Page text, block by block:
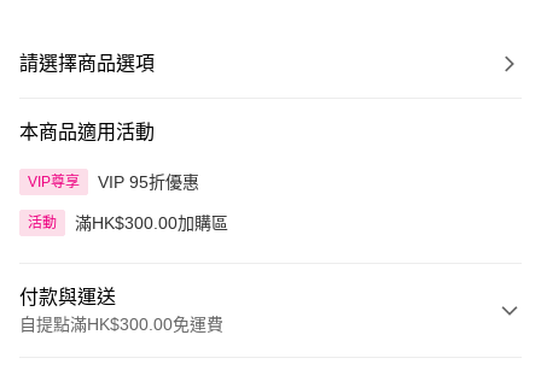
請選擇商品選項
本商品適用活動
VIP尊享 VIP 95折優惠
活動 滿HK$300.00加購區
付款與運送
自提點滿HK$300.00免運費